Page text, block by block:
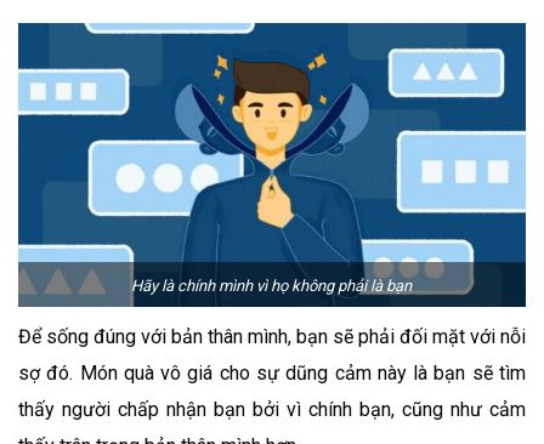
Hãy là chính mình vì họ không phải là bạn
Để sống đúng với bản thân mình, bạn sẽ phải đối mặt với nỗi
sợ đó. Món quà vô giá cho sự dũng cảm này là bạn sẽ tìm
thấy người chấp nhận bạn bởi vì chính bạn, cũng như cảm